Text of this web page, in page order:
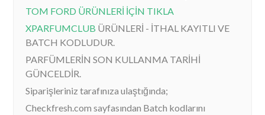
TOM FORD ÜRÜNLERİ İÇİN TIKLA
XPARFUMCLUB ÜRÜNLERİ - İTHAL KAYITLI VE
BATCH KODLUDUR.
PARFÜMLERİN SON KULLANMA TARİHİ
GÜNCELDİR.
Siparişleriniz tarafınıza ulaştığında;
Checkfresh.com sayfasından Batch kodlarını